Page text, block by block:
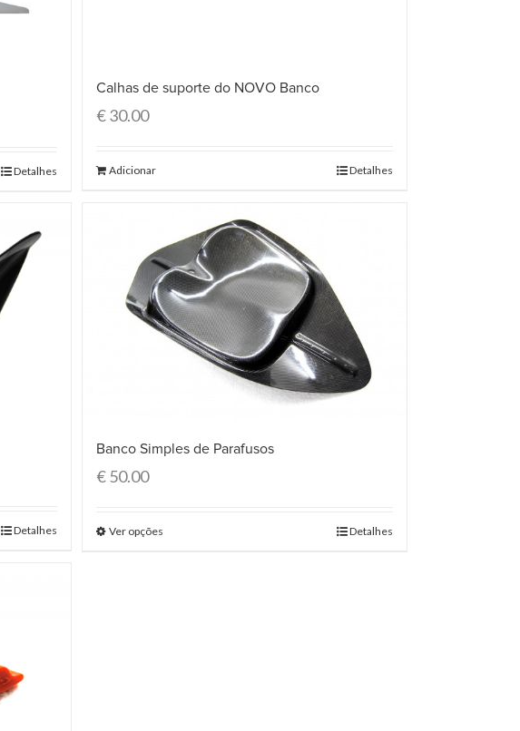
Detalhes
Calhas de suporte do NOVO Banco
€30.00
Adicionar Detalhes
Detalhes
Banco Simples de Parafusos
€50.00
Ver opções Detalhes